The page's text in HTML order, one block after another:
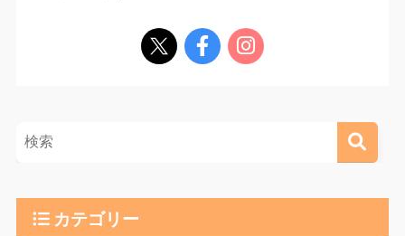
カテゴリー